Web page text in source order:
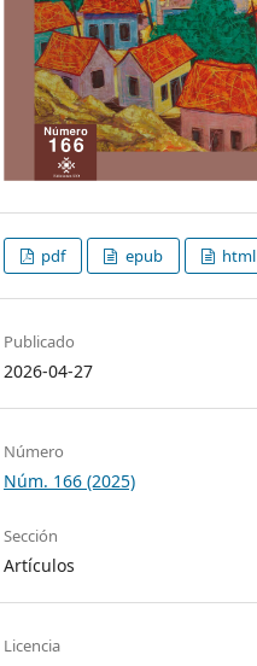
pdf epub html
Publicado
2026-04-27
Número
Núm. 166 (2025)
Sección
Artículos
Licencia